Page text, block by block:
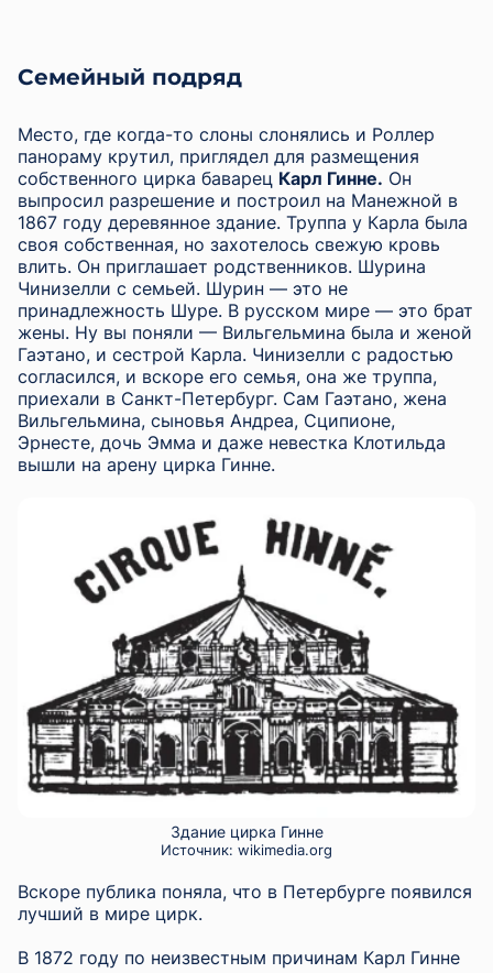
Семейный подряд
Место, где когда-то слоны слонялись и Роллер
панораму крутил, приглядел для размещения
собственного цирка баварец Карл Гинне. Он
выпросил разрешение и построил на Манежной в
1867 году деревянное здание. Труппа у Карла была
своя собственная, но захотелось свежую кровь
влить. Он приглашает родственников. Шурина
Чинизелли с семьей. Шурин — это не
принадлежность Шуре. В русском мире — это брат
жены. Ну вы поняли — Вильгельмина была и женой
Гаэтано, и сестрой Карла. Чинизелли с радостью
согласился, и вскоре его семья, она же труппа,
приехали в Санкт-Петербург. Сам Гаэтано, жена
Вильгельмина, сыновья Андреа, Сципионе,
Эрнесте, дочь Эмма и даже невестка Клотильда
вышли на арену цирка Гинне.
Здание цирка Гинне
Источник: wikimedia.org
Вскоре публика поняла, что в Петербурге появился
лучший в мире цирк.
В 1872 году по неизвестным причинам Карл Гинне